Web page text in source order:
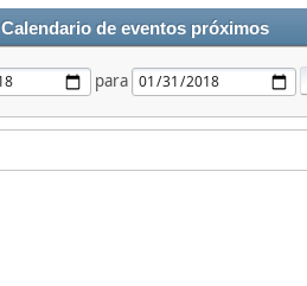
Calendario de eventos próximos
para